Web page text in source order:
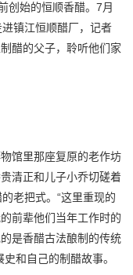
创始的恒顺香醋。7月
镇江恒顺醋厂，记者
醋的父子，聆听他们家
馆里那座复原的老作坊
清正和儿子小乔切磋着
老把式。“这里重现的
前辈他们当年工作时的
是香醋古法酿制的传统
和自己的制醋故事。